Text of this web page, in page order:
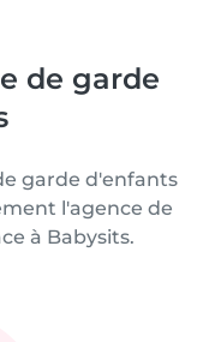
de garde
garde d'enfants
l'agence de
à Babysits.